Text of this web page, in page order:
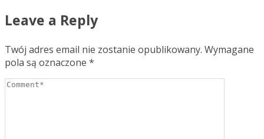
Leave a Reply
Twój adres email nie zostanie opublikowany. Wymagane
pola są oznaczone *